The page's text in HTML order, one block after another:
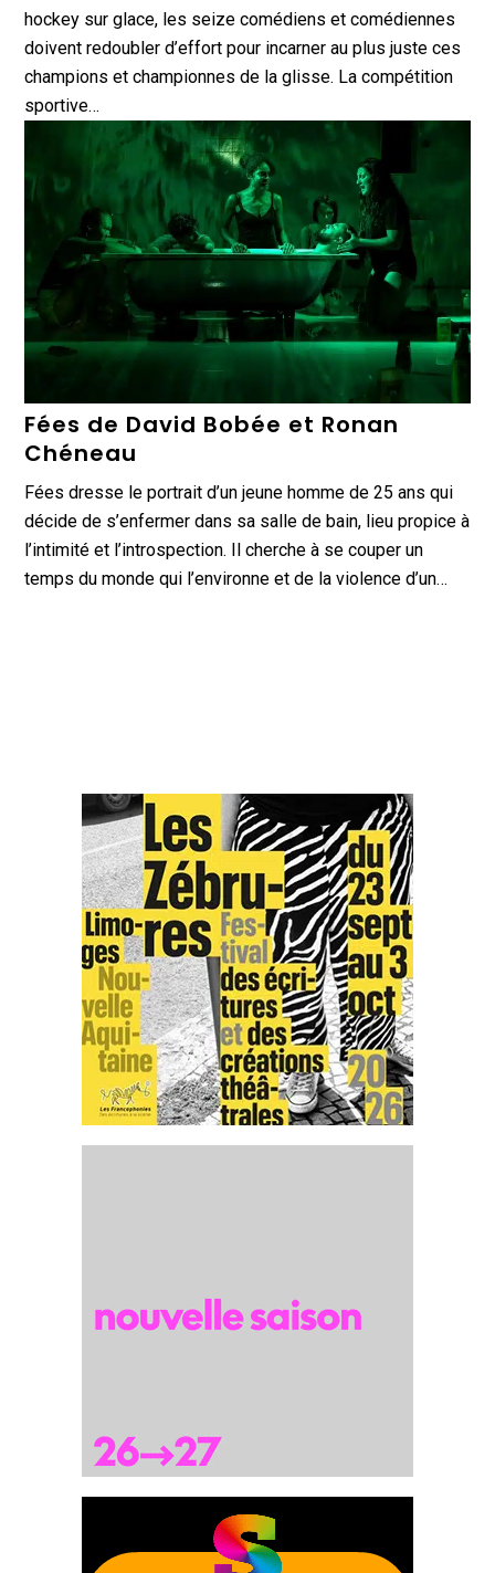
hockey sur glace, les seize comédiens et comédiennes
doivent redoubler d’effort pour incarner au plus juste ces
champions et championnes de la glisse. La compétition
sportive…
Fées de David Bobée et Ronan
Chéneau
Fées dresse le portrait d’un jeune homme de 25 ans qui
décide de s’enfermer dans sa salle de bain, lieu propice à
l’intimité et l’introspection. Il cherche à se couper un
temps du monde qui l’environne et de la violence d’un…